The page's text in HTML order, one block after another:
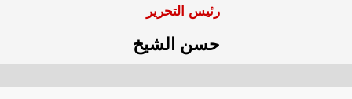
رئيس التحرير
حسن الشيخ